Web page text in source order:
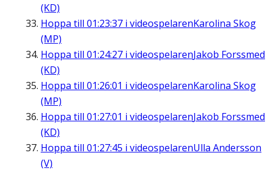
(KD)
Hoppa till 01:23:37 i videospelarenKarolina Skog
(MP)
Hoppa till 01:24:27 i videospelarenJakob Forssmed
(KD)
Hoppa till 01:26:01 i videospelarenKarolina Skog
(MP)
Hoppa till 01:27:01 i videospelarenJakob Forssmed
(KD)
Hoppa till 01:27:45 i videospelarenUlla Andersson
(V)